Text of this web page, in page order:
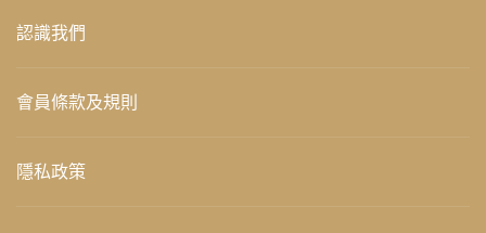
認識我們
會員條款及規則
隱私政策